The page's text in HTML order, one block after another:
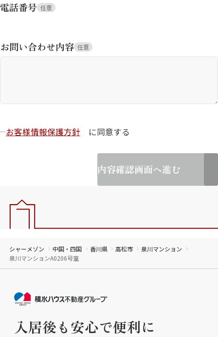
電話番号 任意
お問い合わせ内容 任意
お客様情報保護方針 に同意する
内容確認画面へ進む
シャーメゾン 中国・四国 香川県 高松市
泉川マンション
泉川マンションA0206号室
入居後も安心で便利に